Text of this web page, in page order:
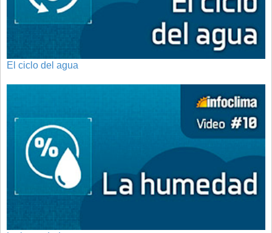
El ciclo del agua